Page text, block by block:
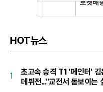
HOT뉴스
1
초고속 승격 T1 '페인터'
데뷔전..."교전서 돋보이는